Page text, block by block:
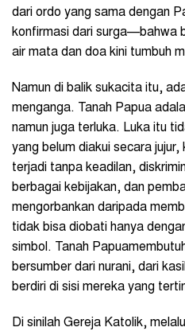
dari ordo yang sama dengan
konfirmasi dari surga—bahwa
air mata dan doa kini tumbuh
Namun di balik sukacita itu,
menganga. Tanah Papua
namun juga terluka. Luka itu
yang belum diakui secara
terjadi tanpa keadilan,
berbagai kebijakan, dan
mengorbankan daripada
tidak bisa diobati hanya
simbol. Tanah
bersumber dari nurani, dari
berdiri di sisi mereka yang
Di sinilah Gereja Katolik,